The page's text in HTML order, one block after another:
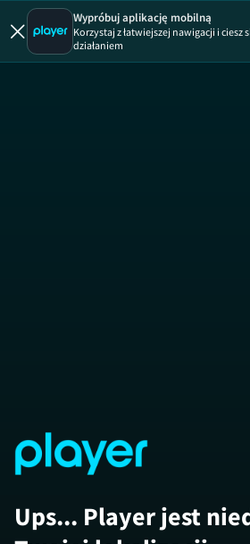
Wypróbuj aplikację mobilną
Korzystaj z łatwiejszej nawigacji i ciesz
działaniem
Ups... Player jest